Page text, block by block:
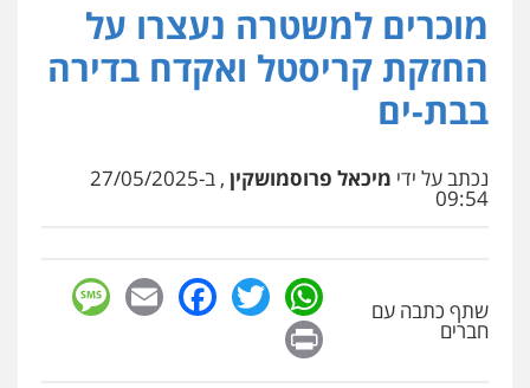
עו"ד אלון קריטי
כלכלי סמים מעצרים
0525544654
פלילי פשיעה חמורה מעצרים וחקירות
קטינים
עו"ד שלי גורביץ – לוי
משפט פלילי פשיעה חמורה מעצרים
וחקירות צבאי
0544218336
מוכרים למשטרה נעצרו על
החזקת קריסטל ואקדח בדירה
בבת-ים
נכתב על ידי מיכאל פרוסמושקין , ב-27/05/2025
09:54
שתף כתבה עם
חברים
WhatsApp
Twitter
Facebook
Email